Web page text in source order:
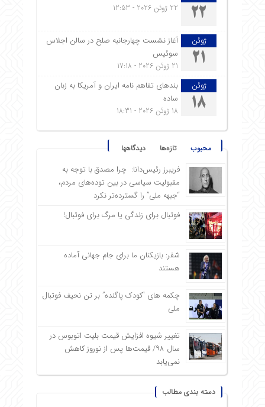
22 22 ژوئن 2026 - 12:53
ژوئن
21
آغاز نشست چهارجانبه صلح در سالن اجلاس
سوئیس
21 ژوئن 2026 - 17:18
ژوئن
18
بندهای تفاهم نامه ایران و آمریکا به زبان
ساده
18 ژوئن 2026 - 18:31
محبوب تازه‌ها دیدگاهها
فریبرز رئیس‌دانا: چرا مصدق با توجه به
مقبولیت سیاسی در بین توده‌های مردم،
“جبهه ملی” را گسترده‌تر نکرد
فوتبال برای زندگی یا مرگ برای فوتبال!
شفر: بازیکنان ما برای جام جهانی آماده
هستند
چکمه های “کودک پاگنده” بر تن نحیف فوتبال
ملی
تغییر شیوه افزایش قیمت بلیت اتوبوس در
سال ۹۸/ قیمت‌ها پس از نوروز کاهش
نمی‌یابد
دسته بندی مطالب